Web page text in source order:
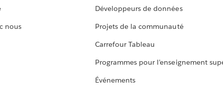
nous
Développeurs de données
Projets de la communauté
Carrefour Tableau
Programmes pour l’enseignement
Événements